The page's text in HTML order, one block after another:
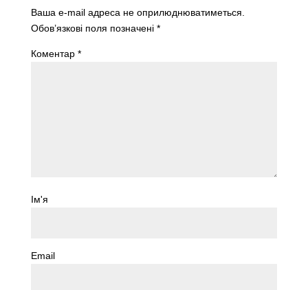
Ваша e-mail адреса не оприлюднюватиметься.
Обов’язкові поля позначені *
Коментар *
Ім'я
Email